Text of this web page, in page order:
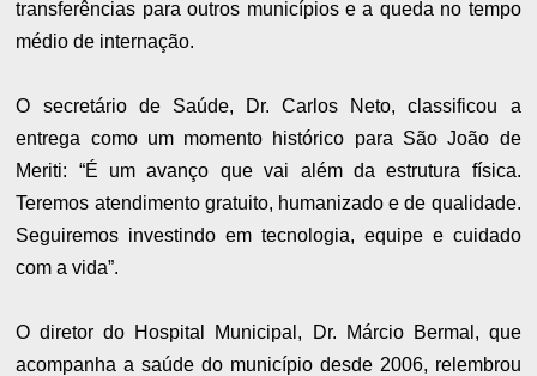
transferências para outros municípios e a queda no tempo
médio de internação.
O secretário de Saúde, Dr. Carlos Neto, classificou a
entrega como um momento histórico para São João de
Meriti: “É um avanço que vai além da estrutura física.
Teremos atendimento gratuito, humanizado e de qualidade.
Seguiremos investindo em tecnologia, equipe e cuidado
com a vida”.
O diretor do Hospital Municipal, Dr. Márcio Bermal, que
acompanha a saúde do município desde 2006, relembrou